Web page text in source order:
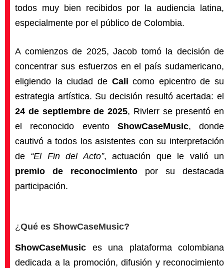
todos muy bien recibidos por la audiencia latina,
especialmente por el público de Colombia.
A comienzos de 2025, Jacob tomó la decisión de
concentrar sus esfuerzos en el país sudamericano,
eligiendo la ciudad de Cali como epicentro de su
estrategia artística. Su decisión resultó acertada: el
24 de septiembre de 2025, Rivlerr se presentó en
el reconocido evento ShowCaseMusic, donde
cautivó a todos los asistentes con su interpretación
de “El Fin del Acto”, actuación que le valió un
premio de reconocimiento por su destacada
participación.
¿Qué es ShowCaseMusic?
ShowCaseMusic es una plataforma colombiana
dedicada a la promoción, difusión y reconocimiento